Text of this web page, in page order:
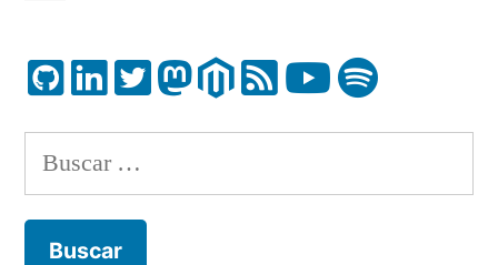
Buscar: